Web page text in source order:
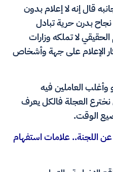
قال إنه لا إعلام بدون
بدرن حرية تبادل
لا تملكه وزارات
الإعلام على جهة وأشخاص
وأغلب العاملين فيه
نخترع العجلة فالكل يعرف
الوقت.
اللجنة.. علامات استفهام